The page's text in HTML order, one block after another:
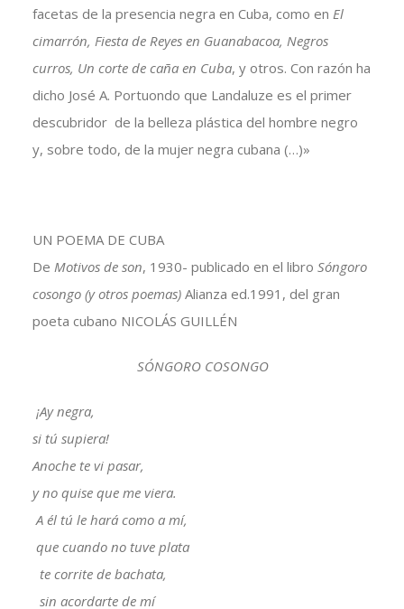
facetas de la presencia negra en Cuba, como en El
cimarrón, Fiesta de Reyes en Guanabacoa, Negros
curros, Un corte de caña en Cuba, y otros. Con razón ha
dicho José A. Portuondo que Landaluze es el primer
descubridor de la belleza plástica del hombre negro
y, sobre todo, de la mujer negra cubana (…)»
UN POEMA DE CUBA
De Motivos de son, 1930- publicado en el libro Sóngoro
cosongo (y otros poemas) Alianza ed.1991, del gran
poeta cubano NICOLÁS GUILLÉN
SÓNGORO COSONGO
¡Ay negra,
si tú supiera!
Anoche te vi pasar,
y no quise que me viera.
A él tú le hará como a mí,
que cuando no tuve plata
te corrite de bachata,
sin acordarte de mí